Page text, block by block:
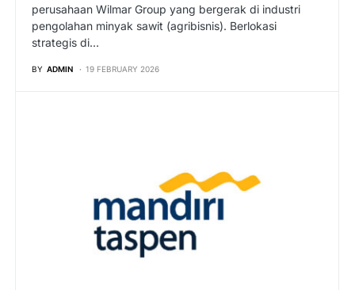
perusahaan Wilmar Group yang bergerak di industri
pengolahan minyak sawit (agribisnis). Berlokasi
strategis di…
BY ADMIN 19 FEBRUARY 2026